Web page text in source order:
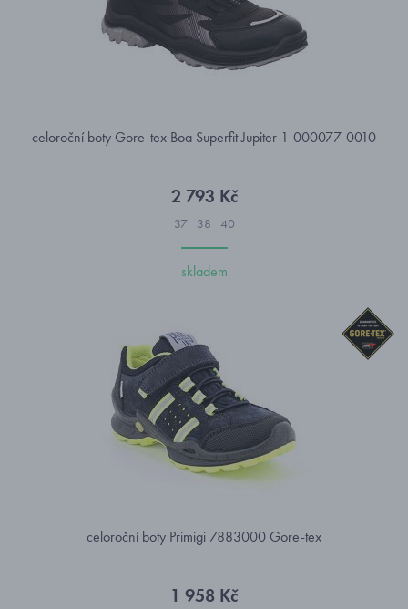
celoroční boty Gore-tex Boa Superfit Jupiter 1-000077-0010
2 793 Kč
37 38 40
skladem
celoroční boty Primigi 7883000 Gore-tex
1 958 Kč